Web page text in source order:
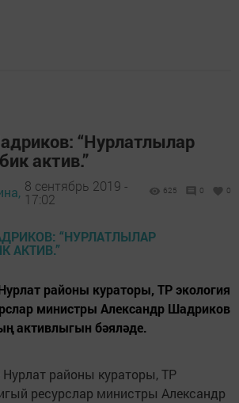
“Нурлатлылар
актив.”
8 сентябрь 2019 -
17:02
625 0 0
районы кураторы, ТР экология
министры Александр Шадриков
активлыгын бәяләде.
Нурлат районы кураторы, ТР
ресурслар министры Александр